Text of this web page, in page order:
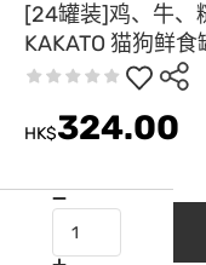
[24罐装]鸡、牛
KAKATO 猫狗鲜食
HK$324.00